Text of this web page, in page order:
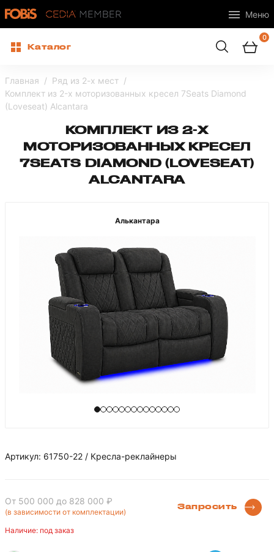
Меню
Каталог
0
Главная
Ряд из 2-х мест
Комплект из 2-x моторизованных кресел 7Seats Diamond
(Loveseat) Alcantara
КОМПЛЕКТ ИЗ 2-X
МОТОРИЗОВАННЫХ КРЕСЕЛ
7SEATS DIAMOND (LOVESEAT)
ALCANTARA
Алькантара
Артикул: 61750-22 / Кресла-реклайнеры
От 500 000 до 828 000 ₽
(в зависимости от комплектации)
Наличие: под заказ
Запросить